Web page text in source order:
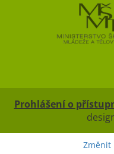
Prohlášení o
Změnit